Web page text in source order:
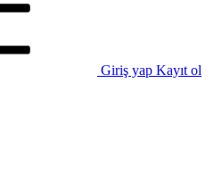
Giriş yap Kayıt ol